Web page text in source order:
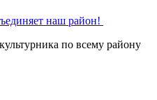
наш район!
по всему району